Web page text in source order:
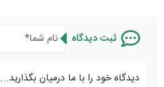
ثبت دیدگاه
دیدگاه خود را با ما درمیان بگذارید...